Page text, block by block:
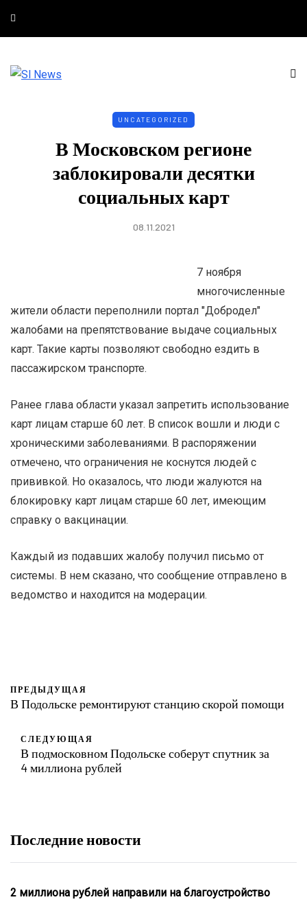
UNCATEGORIZED
В Московском регионе
заблокировали десятки
социальных карт
08.11.2021
7 ноября
многочисленные
жители области переполнили портал "Добродел"
жалобами на препятствование выдаче социальных
карт. Такие карты позволяют свободно ездить в
пассажирском транспорте.
Ранее глава области указал запретить использование
карт лицам старше 60 лет. В список вошли и люди с
хроническими заболеваниями. В распоряжении
отмечено, что ограничения не коснутся людей с
прививкой. Но оказалось, что люди жалуются на
блокировку карт лицам старше 60 лет, имеющим
справку о вакцинации.
Каждый из подавших жалобу получил письмо от
системы. В нем сказано, что сообщение отправлено в
ведомство и находится на модерации.
ПРЕДЫДУЩАЯ
В Подольске ремонтируют станцию скорой помощи
СЛЕДУЮЩАЯ
В подмосковном Подольске соберут спутник за
4 миллиона рублей
Последние новости
2 миллиона рублей направили на благоустройство